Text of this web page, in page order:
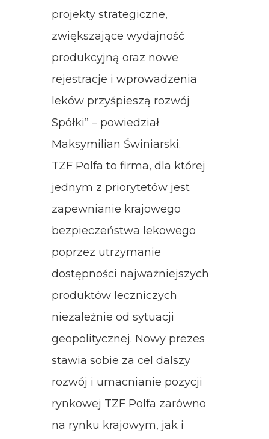
projekty strategiczne,
zwiększające wydajność
produkcyjną oraz nowe
rejestracje i wprowadzenia
leków przyśpieszą rozwój
Spółki” – powiedział
Maksymilian Świniarski.
TZF Polfa to firma, dla której
jednym z priorytetów jest
zapewnianie krajowego
bezpieczeństwa lekowego
poprzez utrzymanie
dostępności najważniejszych
produktów leczniczych
niezależnie od sytuacji
geopolitycznej. Nowy prezes
stawia sobie za cel dalszy
rozwój i umacnianie pozycji
rynkowej TZF Polfa zarówno
na rynku krajowym, jak i